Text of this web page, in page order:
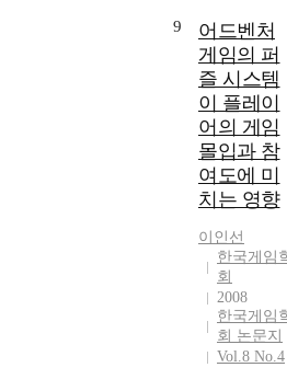
revenue. Third,
this exclusive
and inclusive
institutional
system could
affect the
growth of the
game market.
a result, South
institutions
notice that you
get a result
away from
opportunities
for economic
development
Human
Computation
Game(HCG) is
designed to
solve difficult
problems that
cannot be
with
with a large
number of
individuals'
voluntary
participations.
Most existing
relative studies
focus on
9
어드벤처
게임의 퍼
즐 시스템
이 플레이
어의 게임
몰입과 참
여도에 미
치는 영향
이인선
한국게임
회
2008
한국게임
회 논문지
Vol.8 No.4